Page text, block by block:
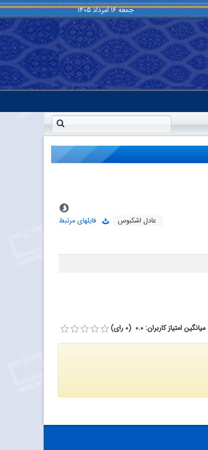
جمعه۱۶ اَمرداد ۱۴۰۵
عادل اشکبوس
فایلهای مرتبط
میانگین امتیاز کاربران: 0.0 (0 رای)